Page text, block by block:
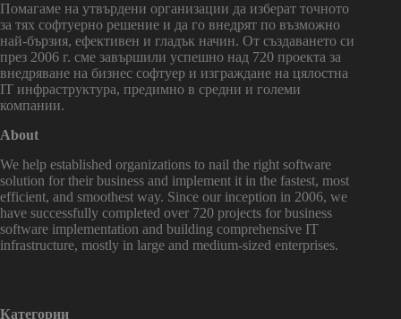
Помагаме на утвърдени организации да изберат точното
за тях софтуерно решение и да го внедрят по възможно
най-бързия, ефективен и гладък начин. От създаването си
през 2006 г. сме завършили успешно над 720 проекта за
внедряване на бизнес софтуер и изграждане на цялостна
IT инфраструктура, предимно в средни и големи
компании.
About
We help established organizations to nail the right software
solution for their business and implement it in the fastest, most
efficient, and smoothest way. Since our inception in 2006, we
have successfully completed over 720 projects for business
software implementation and building comprehensive IT
infrastructure, mostly in large and medium-sized enterprises.
Категории